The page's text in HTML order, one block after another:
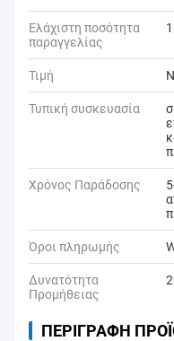
Ελάχιστη ποσότητα
παραγγελίας
Τιμή
Τυπική συσκευασία
Χρόνος Παράδοσης
Όροι πληρωμής
Δυνατότητα
Προμήθειας
ΠΕΡΙΓΡΑΦΉ